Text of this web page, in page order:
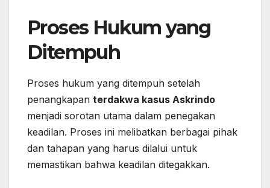
Proses Hukum yang
Ditempuh
Proses hukum yang ditempuh setelah
penangkapan terdakwa kasus Askrindo
menjadi sorotan utama dalam penegakan
keadilan. Proses ini melibatkan berbagai pihak
dan tahapan yang harus dilalui untuk
memastikan bahwa keadilan ditegakkan.